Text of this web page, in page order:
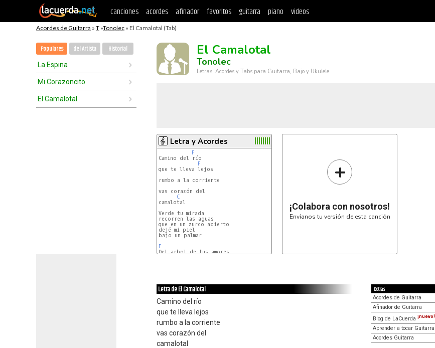
canciones acordes afinador favoritos guitarra piano videos
Acordes de Guitarra » T »Tonolec » El Camalotal (Tab)
Populares del Artista Historial
La Espina
Mi Corazoncito
El Camalotal
El Camalotal
Tonolec
Letras, Acordes y Tabs para Guitarra, Bajo y Ukulele
Letra y Acordes
F
Camino del río
F
que te lleva lejos
rumbo a la corriente
vas corazón del
C
camalotal
Verde tu mirada
recorren las aguas
que en un zurco abierto
dejé mi piel
bajo un palmar
F
+
¡Colabora con nosotros!
Envíanos tu versión de esta canción
Letra de El Camalotal
Camino del río
que te lleva lejos
rumbo a la corriente
vas corazón del
camalotal
Extras
Acordes de Guitarra
Afinador de Guitarra
Blog de LaCuerda ¡nuevo!
Aprender a tocar Guitarra
Acordes Guitarra